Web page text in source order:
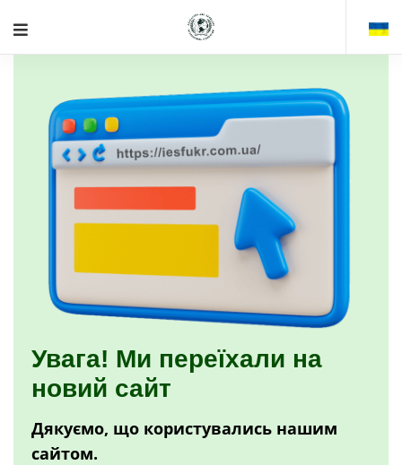
Увага! Ми переїхали на
новий сайт
Дякуємо, що користувались нашим
сайтом.